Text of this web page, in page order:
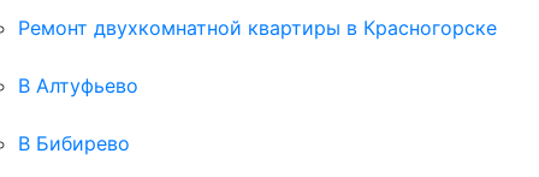
Ремонт двухкомнатной квартиры в Красногорске
В Алтуфьево
В Бибирево